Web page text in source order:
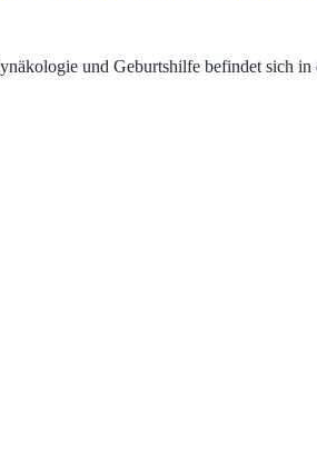
und Geburtshilfe befindet sich